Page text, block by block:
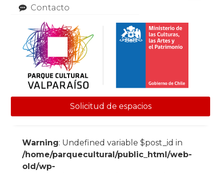
Contacto
Solicitud de espacios
Warning: Undefined variable $post_id in
/home/parquecultural/public_html/web-
old/wp-